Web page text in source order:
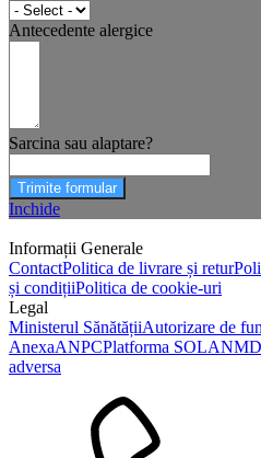
Antecedente alergice
Sarcina sau alaptare?
Trimite formular
Inchide
Informații Generale
ContactPolitica de livrare și retur
și condițiiPolitica de cookie-uri
Legal
Ministerul SănătățiiAutorizare de
AnexaANPCPlatforma SOL
adversa